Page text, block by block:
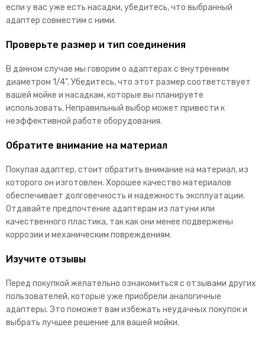
если у вас уже есть насадки, убедитесь, что выбранный
адаптер совместим с ними.
Проверьте размер и тип соединения
В данном случае мы говорим о адаптерах с внутренним
диаметром 1/4". Убедитесь, что этот размер соответствует
вашей мойке и насадкам, которые вы планируете
использовать. Неправильный выбор может привести к
неэффективной работе оборудования.
Обратите внимание на материал
Покупая адаптер, стоит обратить внимание на материал, из
которого он изготовлен. Хорошее качество материалов
обеспечивает долговечность и надежность эксплуатации.
Отдавайте предпочтение адаптерам из латуни или
качественного пластика, так как они менее подвержены
коррозии и механическим повреждениям.
Изучите отзывы
Перед покупкой желательно ознакомиться с отзывами других
пользователей, которые уже приобрели аналогичные
адаптеры. Это поможет вам избежать неудачных покупок и
выбрать лучшее решение для вашей мойки.